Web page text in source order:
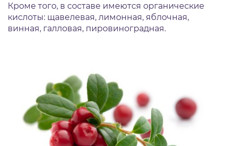
Кроме того, в составе имеются органические
кислоты: щавелевая, лимонная, яблочная,
винная, галловая, пировиноградная.